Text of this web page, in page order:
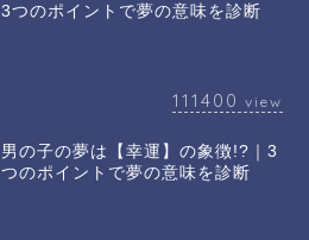
3つのポイントで夢の意味を診断
111400 view
男の子の夢は【幸運】の象徴!?｜3
つのポイントで夢の意味を診断